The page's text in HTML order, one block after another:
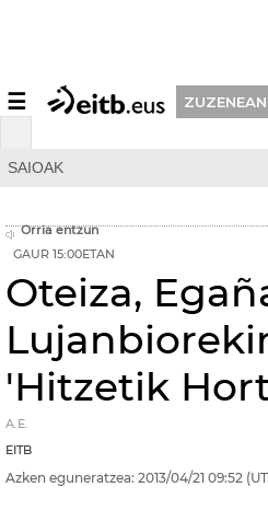
☰ ZUZENEAN
SAIOAK
Orria entzun
GAUR 15:00ETAN
Oteiza,
'Hitzetik
A.E.
EITB
Azken eguneratzea: 2013/04/21 09:52